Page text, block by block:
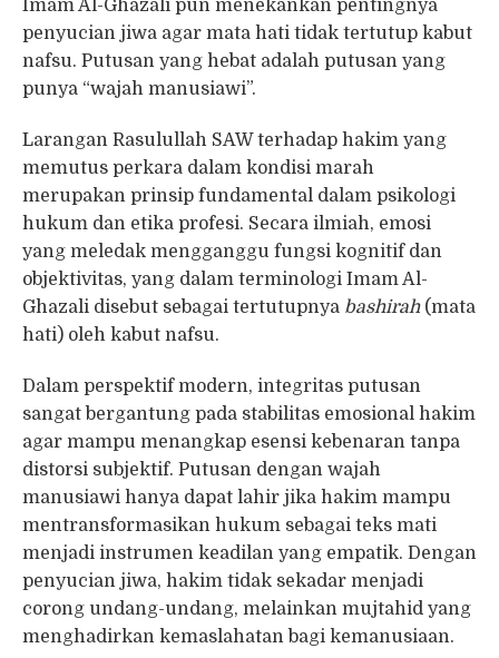
Imam Al-Ghazali pun menekankan pentingnya
penyucian jiwa agar mata hati tidak tertutup kabut
nafsu. Putusan yang hebat adalah putusan yang
punya “wajah manusiawi”.
Larangan Rasulullah SAW terhadap hakim yang
memutus perkara dalam kondisi marah
merupakan prinsip fundamental dalam psikologi
hukum dan etika profesi. Secara ilmiah, emosi
yang meledak mengganggu fungsi kognitif dan
objektivitas, yang dalam terminologi Imam Al-
Ghazali disebut sebagai tertutupnya bashirah(mata
hati) oleh kabut nafsu.
Dalam perspektif modern, integritas putusan
sangat bergantung pada stabilitas emosional hakim
agar mampu menangkap esensi kebenaran tanpa
distorsi subjektif. Putusan dengan wajah
manusiawi hanya dapat lahir jika hakim mampu
mentransformasikan hukum sebagai teks mati
menjadi instrumen keadilan yang empatik. Dengan
penyucian jiwa, hakim tidak sekadar menjadi
corong undang-undang, melainkan mujtahid yang
menghadirkan kemaslahatan bagi kemanusiaan.